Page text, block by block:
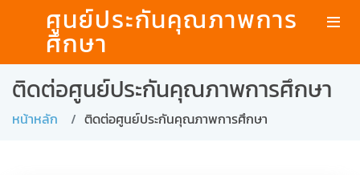
ศูนย์ประกันคุณภาพการ
ศึกษา
ติดต่อศูนย์ประกันคุณภาพการศึกษา
หน้าหลัก ติดต่อศูนย์ประกันคุณภาพการศึกษา